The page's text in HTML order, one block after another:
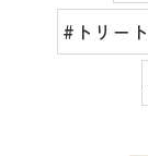
#トリー